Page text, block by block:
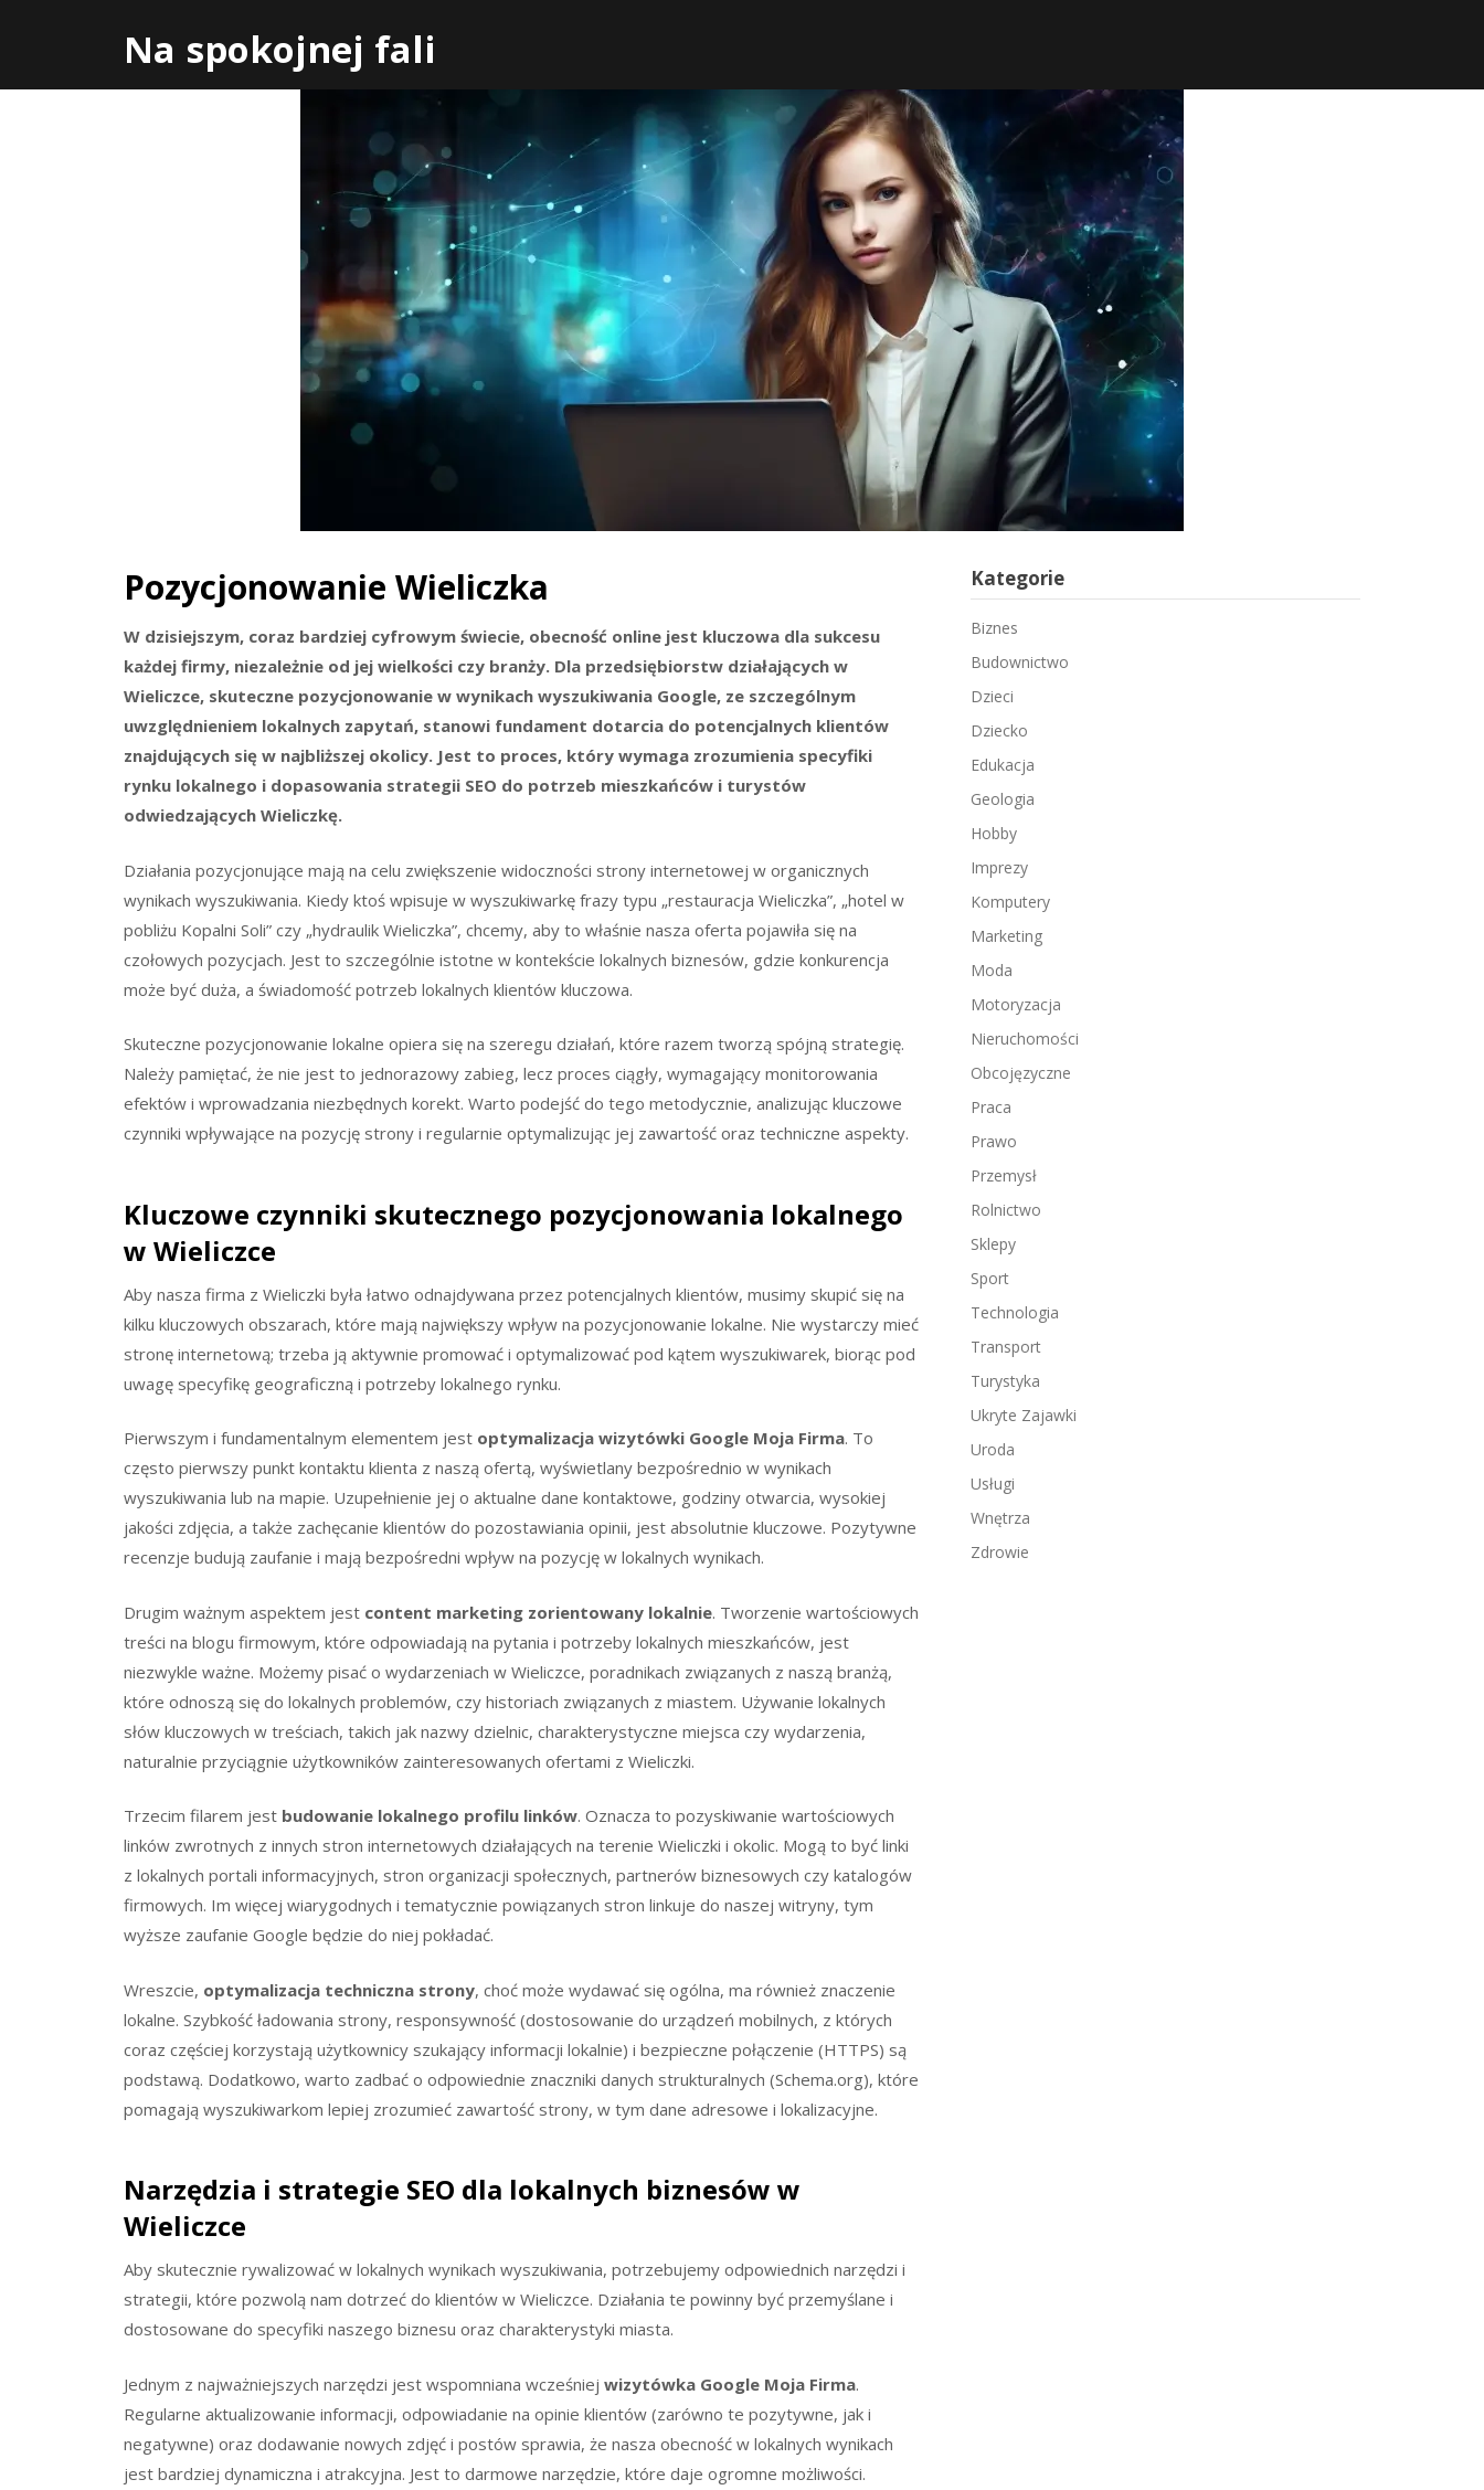
Na spokojnej fali
Pozycjonowanie Wieliczka
W dzisiejszym, coraz bardziej cyfrowym świecie, obecność online jest kluczowa dla sukcesu
każdej firmy, niezależnie od jej wielkości czy branży. Dla przedsiębiorstw działających w
Wieliczce, skuteczne pozycjonowanie w wynikach wyszukiwania Google, ze szczególnym
uwzględnieniem lokalnych zapytań, stanowi fundament dotarcia do potencjalnych klientów
znajdujących się w najbliższej okolicy. Jest to proces, który wymaga zrozumienia specyfiki
rynku lokalnego i dopasowania strategii SEO do potrzeb mieszkańców i turystów
odwiedzających Wieliczkę.
Działania pozycjonujące mają na celu zwiększenie widoczności strony internetowej w organicznych
wynikach wyszukiwania. Kiedy ktoś wpisuje w wyszukiwarkę frazy typu „restauracja Wieliczka”, „hotel w
pobliżu Kopalni Soli” czy „hydraulik Wieliczka”, chcemy, aby to właśnie nasza oferta pojawiła się na
czołowych pozycjach. Jest to szczególnie istotne w kontekście lokalnych biznesów, gdzie konkurencja
może być duża, a świadomość potrzeb lokalnych klientów kluczowa.
Skuteczne pozycjonowanie lokalne opiera się na szeregu działań, które razem tworzą spójną strategię.
Należy pamiętać, że nie jest to jednorazowy zabieg, lecz proces ciągły, wymagający monitorowania
efektów i wprowadzania niezbędnych korekt. Warto podejść do tego metodycznie, analizując kluczowe
czynniki wpływające na pozycję strony i regularnie optymalizując jej zawartość oraz techniczne aspekty.
Kluczowe czynniki skutecznego pozycjonowania lokalnego
w Wieliczce
Aby nasza firma z Wieliczki była łatwo odnajdywana przez potencjalnych klientów, musimy skupić się na
kilku kluczowych obszarach, które mają największy wpływ na pozycjonowanie lokalne. Nie wystarczy mieć
stronę internetową; trzeba ją aktywnie promować i optymalizować pod kątem wyszukiwarek, biorąc pod
uwagę specyfikę geograficzną i potrzeby lokalnego rynku.
Pierwszym i fundamentalnym elementem jest optymalizacja wizytówki Google Moja Firma. To
często pierwszy punkt kontaktu klienta z naszą ofertą, wyświetlany bezpośrednio w wynikach
wyszukiwania lub na mapie. Uzupełnienie jej o aktualne dane kontaktowe, godziny otwarcia, wysokiej
jakości zdjęcia, a także zachęcanie klientów do pozostawiania opinii, jest absolutnie kluczowe. Pozytywne
recenzje budują zaufanie i mają bezpośredni wpływ na pozycję w lokalnych wynikach.
Drugim ważnym aspektem jest content marketing zorientowany lokalnie. Tworzenie wartościowych
treści na blogu firmowym, które odpowiadają na pytania i potrzeby lokalnych mieszkańców, jest
niezwykle ważne. Możemy pisać o wydarzeniach w Wieliczce, poradnikach związanych z naszą branżą,
które odnoszą się do lokalnych problemów, czy historiach związanych z miastem. Używanie lokalnych
słów kluczowych w treściach, takich jak nazwy dzielnic, charakterystyczne miejsca czy wydarzenia,
naturalnie przyciągnie użytkowników zainteresowanych ofertami z Wieliczki.
Trzecim filarem jest budowanie lokalnego profilu linków. Oznacza to pozyskiwanie wartościowych
linków zwrotnych z innych stron internetowych działających na terenie Wieliczki i okolic. Mogą to być linki
z lokalnych portali informacyjnych, stron organizacji społecznych, partnerów biznesowych czy katalogów
firmowych. Im więcej wiarygodnych i tematycznie powiązanych stron linkuje do naszej witryny, tym
wyższe zaufanie Google będzie do niej pokładać.
Wreszcie, optymalizacja techniczna strony, choć może wydawać się ogólna, ma również znaczenie
lokalne. Szybkość ładowania strony, responsywność (dostosowanie do urządzeń mobilnych, z których
coraz częściej korzystają użytkownicy szukający informacji lokalnie) i bezpieczne połączenie (HTTPS) są
podstawą. Dodatkowo, warto zadbać o odpowiednie znaczniki danych strukturalnych (Schema.org), które
pomagają wyszukiwarkom lepiej zrozumieć zawartość strony, w tym dane adresowe i lokalizacyjne.
Narzędzia i strategie SEO dla lokalnych biznesów w
Wieliczce
Aby skutecznie rywalizować w lokalnych wynikach wyszukiwania, potrzebujemy odpowiednich narzędzi i
strategii, które pozwolą nam dotrzeć do klientów w Wieliczce. Działania te powinny być przemyślane i
dostosowane do specyfiki naszego biznesu oraz charakterystyki miasta.
Jednym z najważniejszych narzędzi jest wspomniana wcześniej wizytówka Google Moja Firma.
Regularne aktualizowanie informacji, odpowiadanie na opinie klientów (zarówno te pozytywne, jak i
negatywne) oraz dodawanie nowych zdjęć i postów sprawia, że nasza obecność w lokalnych wynikach
jest bardziej dynamiczna i atrakcyjna. Jest to darmowe narzędzie, które daje ogromne możliwości.
Kategorie
Biznes
Budownictwo
Dzieci
Dziecko
Edukacja
Geologia
Hobby
Imprezy
Komputery
Marketing
Moda
Motoryzacja
Nieruchomości
Obcojęzyczne
Praca
Prawo
Przemysł
Rolnictwo
Sklepy
Sport
Technologia
Transport
Turystyka
Ukryte Zajawki
Uroda
Usługi
Wnętrza
Zdrowie